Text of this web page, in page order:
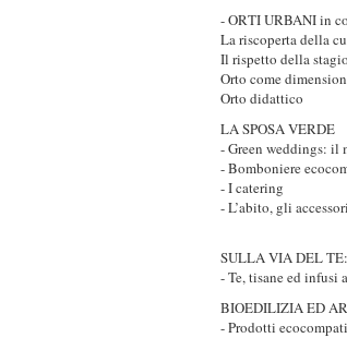
- ORTI URBANI in
La riscoperta della
Il rispetto della
Orto come
Orto didattico
LA SPOSA VERDE
- Green weddings: il
- Bomboniere
- I catering
- L’abito, gli
SULLA VIA DEL TE:
- Te, tisane ed infusi
BIOEDILIZIA ED
- Prodotti